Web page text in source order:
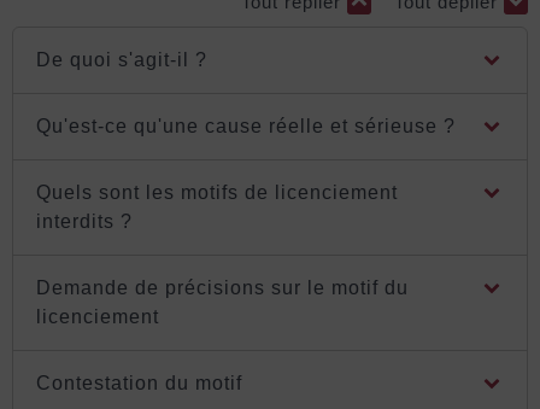
De quoi s'agit-il ?
Qu'est-ce qu'une cause réelle et sérieuse ?
Quels sont les motifs de licenciement
interdits ?
Demande de précisions sur le motif du
licenciement
Contestation du motif